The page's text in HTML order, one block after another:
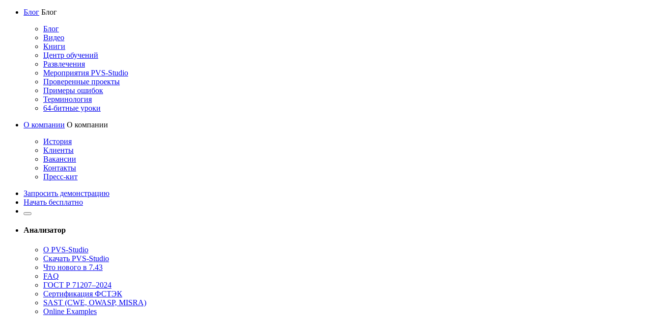
Блог Блог
Блог
Видео
Книги
Центр обучений
Развлечения
Мероприятия PVS-Studio
Проверенные проекты
Примеры ошибок
Терминология
64-битные уроки
О компании О компании
История
Клиенты
Вакансии
Контакты
Пресс-кит
Запросить демонстрацию
Начать бесплатно
Анализатор
О PVS-Studio
Скачать PVS-Studio
Что нового в 7.43
FAQ
ГОСТ Р 71207–2024
Сертификация ФСТЭК
SAST (CWE, OWASP, MISRA)
Online Examples